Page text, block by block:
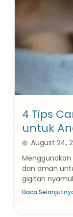
4 Tips
untuk
August 24,
dan aman
gigitan
Baca